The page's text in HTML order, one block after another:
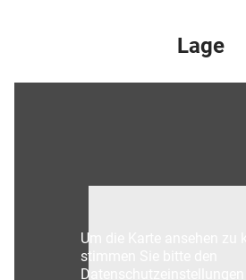
Lage
Um die Karte ansehen zu
stimmen Sie bitte den
Datenschutzeinstellungen